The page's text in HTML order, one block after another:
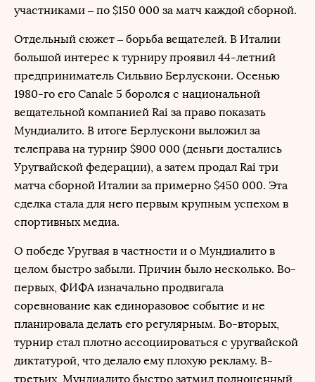
участниками – по $150 000 за матч каждой сборной.
Отдельный сюжет – борьба вещателей. В Италии
большой интерес к турниру проявил 44-летний
предприниматель Сильвио Берлускони. Осенью
1980-го его Canale 5 боролся с национальной
вещательной компанией Rai за право показать
Мундиалито. В итоге Берлускони выложил за
телеправа на турнир $900 000 (деньги достались
Уругвайской федерации), а затем продал Rai три
матча сборной Италии за примерно $450 000. Эта
сделка стала для него первым крупным успехом в
спортивных медиа.
О победе Уругвая в частности и о Мундиалито в
целом быстро забыли. Причин было несколько. Во-
первых, ФИФА изначально продвигала
соревнование как единоразовое событие и не
планировала делать его регулярным. Во-вторых,
турнир стал плотно ассоциироваться с уругвайской
диктатурой, что делало ему плохую рекламу. В-
третьих, Мундиалито быстро затмил полноценный